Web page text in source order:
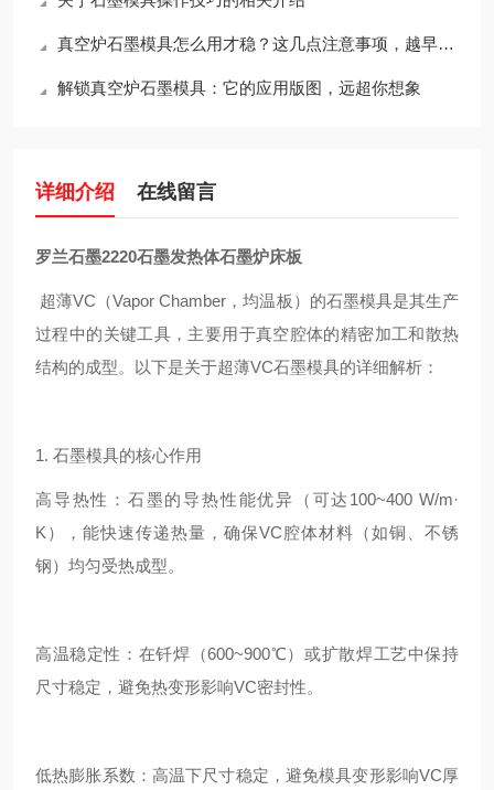
真空炉石墨模具怎么用才稳？这几点注意事项，越早知道越省心
解锁真空炉石墨模具：它的应用版图，远超你想象
详细介绍 在线留言
罗兰石墨2220石墨发热体石墨炉床板
超薄VC（Vapor Chamber，均温板）的石墨模具是其生产
过程中的关键工具，主要用于真空腔体的精密加工和散热
结构的成型。以下是关于超薄VC石墨模具的详细解析：
1. 石墨模具的核心作用
高导热性：石墨的导热性能优异（可达100~400 W/m·
K），能快速传递热量，确保VC腔体材料（如铜、不锈
钢）均匀受热成型。
高温稳定性：在钎焊（600~900℃）或扩散焊工艺中保持
尺寸稳定，避免热变形影响VC密封性。
低热膨胀系数：高温下尺寸稳定，避免模具变形影响VC厚